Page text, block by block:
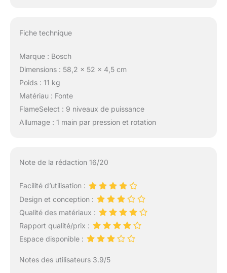
Fiche technique
Marque : Bosch
Dimensions : 58,2 x 52 x 4,5 cm
Poids : 11 kg
Matériau : Fonte
FlameSelect : 9 niveaux de puissance
Allumage : 1 main par pression et rotation
Note de la rédaction 16/20
Facilité d’utilisation :
Design et conception :
Qualité des matériaux :
Rapport qualité/prix :
Espace disponible :
Notes des utilisateurs 3.9/5